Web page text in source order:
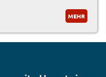
MEHR